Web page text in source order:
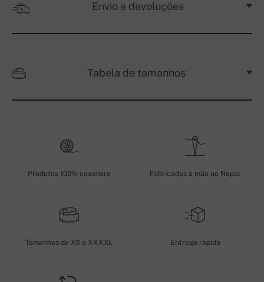
Envio e devoluções
Tabela de tamanhos
Produtos 100% caxemira Fabricados à mão no Nepal
Tamanhos de XS a XXXXL Entrega rápida